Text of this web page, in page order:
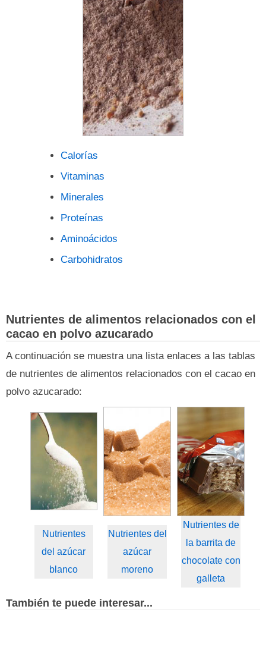
Calorías
Vitaminas
Minerales
Proteínas
Aminoácidos
Carbohidratos
Nutrientes de alimentos relacionados con el
cacao en polvo azucarado
A continuación se muestra una lista enlaces a las tablas
de nutrientes de alimentos relacionados con el cacao en
polvo azucarado:
Nutrientes
del azúcar
blanco
Nutrientes del
azúcar
moreno
Nutrientes de
la barrita de
chocolate con
galleta
También te puede interesar...